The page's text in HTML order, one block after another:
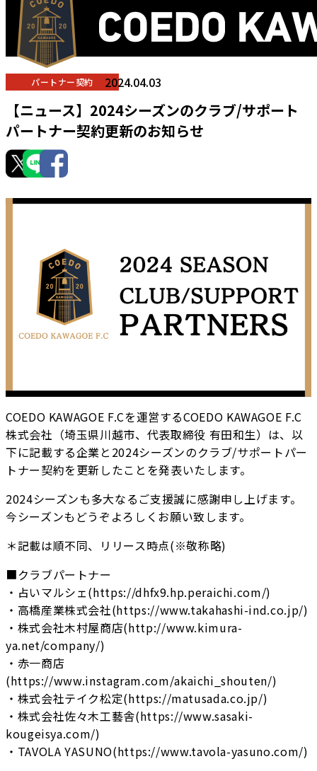
パートナー契約 2024.04.03
【ニュース】2024シーズンのクラブ/サポート
パートナー契約更新のお知らせ
COEDO KAWAGOE F.Cを運営するCOEDO KAWAGOE F.C
株式会社（埼玉県川越市、代表取締役 有田和生）は、以
下に記載する企業と2024シーズンのクラブ/サポートパー
トナー契約を更新したことを発表いたします。
2024シーズンも多大なるご支援誠に感謝申し上げます。
今シーズンもどうぞよろしくお願い致します。
＊記載は順不同、リリース時点(※敬称略)
■クラブパートナー
・占いマルシェ(https://dhfx9.hp.peraichi.com/)
・高橋産業株式会社(https://www.takahashi-ind.co.jp/)
・株式会社木村屋商店(http://www.kimura-
ya.net/company/)
・赤一商店
(https://www.instagram.com/akaichi_shouten/)
・株式会社テイク松定(https://matusada.co.jp/)
・株式会社佐々木工藝舎(https://www.sasaki-
kougeisya.com/)
・TAVOLA YASUNO(https://www.tavola-yasuno.com/)